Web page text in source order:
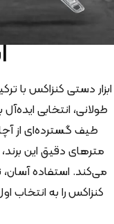
ابزار دستی کنزاکس با
طولانی، انتخابی
طیف گسترده‌ای از
مترهای دقیق این
می‌کند. استفاده
کنزاکس را به انتخاب